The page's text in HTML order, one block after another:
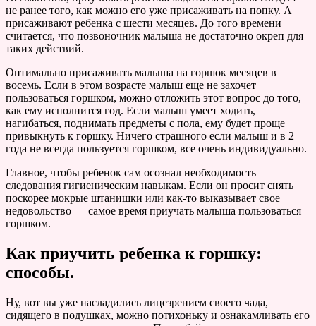
не ранее того, как можно его уже присаживать на попку. А
присаживают ребенка с шести месяцев. До того времени
считается, что позвоночник малыша не достаточно окреп для
таких действий.
Оптимально присаживать малыша на горшок месяцев в
восемь. Если в этом возрасте малыш еще не захочет
пользоваться горшком, можно отложить этот вопрос до того,
как ему исполнится год. Если малыш умеет ходить,
нагибаться, поднимать предметы с пола, ему будет проще
привыкнуть к горшку. Ничего страшного если малыш и в 2
года не всегда пользуется горшком, все очень индивидуально.
Главное, чтобы ребенок сам осознал необходимость
следования гигиеническим навыкам. Если он просит снять
поскорее мокрые штанишки или как-то выказывает свое
недовольство — самое время приучать малыша пользоваться
горшком.
Как приучить ребенка к горшку:
способы.
Ну, вот вы уже насладились лицезрением своего чада,
сидящего в подушках, можно потихоньку и ознакамливать его